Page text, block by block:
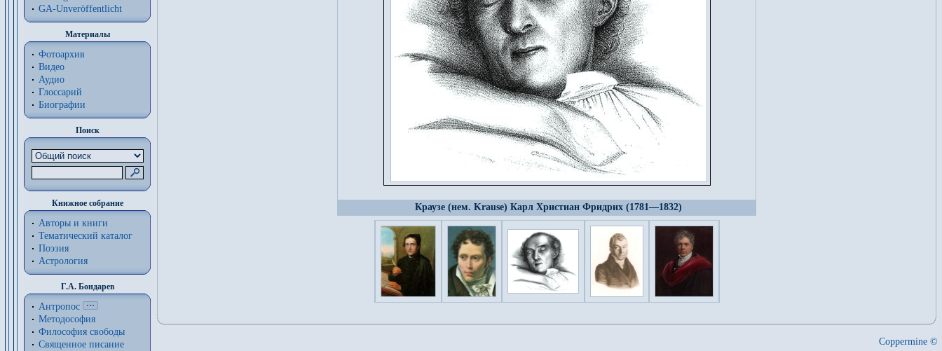
GA-Unveröffentlicht
Материалы
Фотоархив
Видео
Аудио
Глоссарий
Биографии
Поиск
Книжное собрание
Авторы и книги
Тематический каталог
Поэзия
Астрология
Г.А. Бондарев
Антропос
Методософия
Философия cвободы
Священное писание
Краузе (нем. Krause) Карл Христиан Фридрих (1781—1832)
Coppermine ©